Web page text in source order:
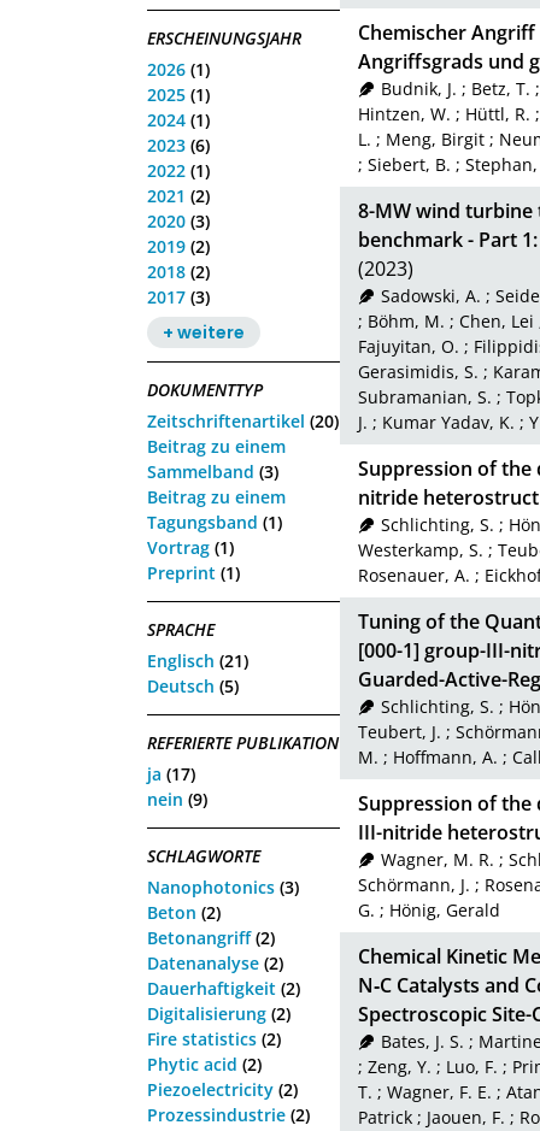
ERSCHEINUNGSJAHR
2026 (1)
2025 (1)
2024 (1)
2023 (6)
2022 (1)
2021 (2)
2020 (3)
2019 (2)
2018 (2)
2017 (3)
+ weitere
DOKUMENTTYP
Zeitschriftenartikel (20)
Beitrag zu einem
Sammelband (3)
Beitrag zu einem
Tagungsband (1)
Vortrag (1)
Preprint (1)
SPRACHE
Englisch (21)
Deutsch (5)
REFERIERTE PUBLIKATION
ja (17)
nein (9)
SCHLAGWORTE
Nanophotonics (3)
Beton (2)
Betonangriff(2)
Datenanalyse (2)
Dauerhaftigkeit (2)
Digitalisierung (2)
Fire statistics (2)
Phytic acid (2)
Piezoelectricity (2)
Prozessindustrie (2)
Chemischer
Angriffsgrads und
Budnik, J. ; Betz, T.
Hintzen, W. ; Hüttl, R.
L. ; Meng, Birgit ;
; Siebert, B. ;
8-MW wind
benchmark - Part
(2023)
Sadowski, A. ;
; Böhm, M. ; Chen, Lei
Fajuyitan, O. ;
Gerasimidis, S. ;
Subramanian, S. ;
J. ; Kumar Yadav, K. ;
Suppression of
nitride
Schlichting, S. ;
Westerkamp, S. ;
Rosenauer, A. ;
Tuning of the
[000-1] group-III-
Guarded-Active-
Schlichting, S. ;
Teubert, J. ;
M. ; Hoffmann, A. ;
Suppression of
III-nitride
Wagner, M. R. ;
Schörmann, J. ;
G. ; Hönig, Gerald
Chemical Kinetic
N‑C Catalysts and
Spectroscopic
Bates, J. S. ;
; Zeng, Y. ; Luo, F. ;
T. ; Wagner, F. E. ;
Patrick ; Jaouen, F. ;